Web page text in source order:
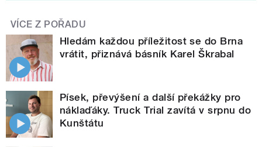
VÍCE Z POŘADU
Hledám každou příležitost se do Brna
vrátit, přiznává básník Karel Škrabal
Písek, převýšení a další překážky pro
náklaďáky. Truck Trial zavítá v srpnu do
Kunštátu